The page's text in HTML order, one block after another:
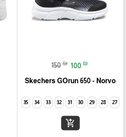
150 ₪ 100 ₪
Skechers GOrun 650 - Norvo
27
28
29
30
31
32
33
34
35
add_shopping_cart